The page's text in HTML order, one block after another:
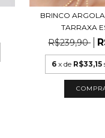
BRINCO
TARRAXA
R$239,90
6 x de R$33,15